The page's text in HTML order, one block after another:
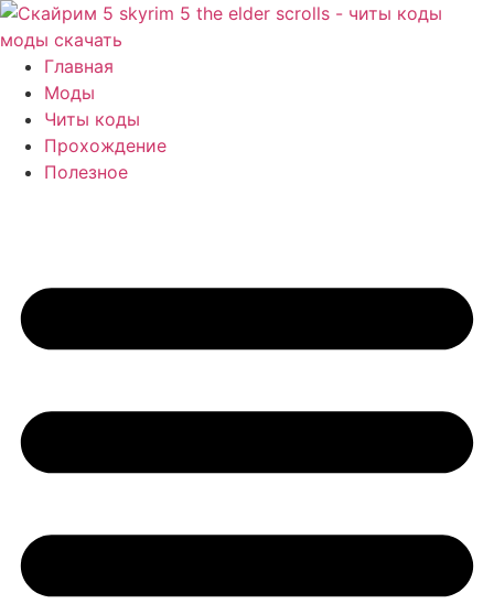
Перейти
к
содержимому
Главная
Моды
Читы коды
Прохождение
Полезное